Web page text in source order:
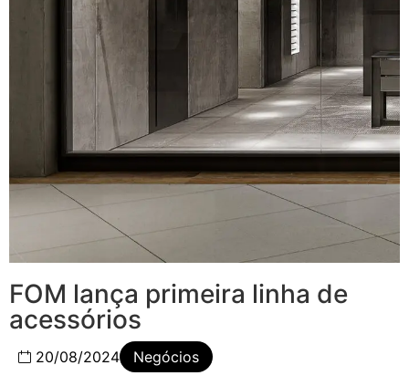
FOM lança primeira linha de
acessórios
20/08/2024 Negócios